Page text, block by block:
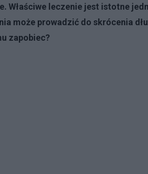
Właściwe leczenie jest istotne
może prowadzić do skrócenia
zapobiec?